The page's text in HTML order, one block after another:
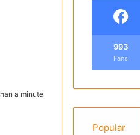
a minute
993
Fans
Popular